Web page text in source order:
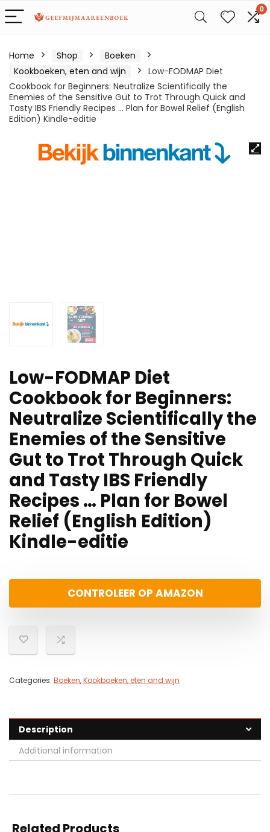
0
Home Shop
Boeken
Kookboeken, eten and wijn
Low-FODMAP Diet
Cookbook for Beginners: Neutralize Scientifically the
Enemies of the Sensitive Gut to Trot Through Quick and
Tasty IBS Friendly Recipes … Plan for Bowel Relief (English
Edition) Kindle-editie
Low-FODMAP Diet
Cookbook for Beginners:
Neutralize Scientifically the
Enemies of the Sensitive
Gut to Trot Through Quick
and Tasty IBS Friendly
Recipes … Plan for Bowel
Relief (English Edition)
Kindle-editie
CONTROLEER OP AMAZON
Categories: Boeken,Kookboeken, eten and wijn
Description
Additional information
Related Products